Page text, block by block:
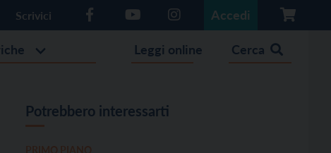
Scrivici Accedi
Leggi online Cerca
Potrebbero interessarti